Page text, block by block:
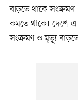
বাড়তে থাকে
কমতে থাকে। দেশে
সংক্রমণ ও মৃত্যু বাড়তে